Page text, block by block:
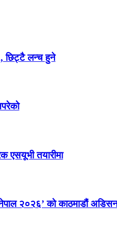
छिट्टै लन्च हुने
एसयूभी तयारीमा
२०२६’ को काठमाडौं